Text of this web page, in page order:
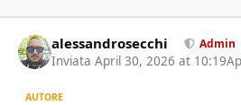
alessandrosecchi Admin
Inviata April 30, 2026 at 10:19
AUTORE